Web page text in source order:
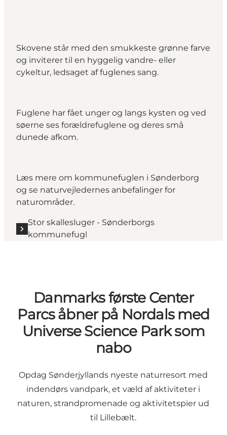
Skovene står med den smukkeste grønne farve
og inviterer til en hyggelig vandre- eller
cykeltur, ledsaget af fuglenes sang.
Fuglene har fået unger og langs kysten og ved
søerne ses forældrefuglene og deres små
dunede afkom.
Læs mere om kommunefuglen i Sønderborg
og se naturvejledernes anbefalinger for
naturområder.
Stor skallesluger - Sønderborgs
kommunefugl
Danmarks første Center
Parcs åbner på Nordals med
Universe Science Park som
nabo
Opdag Sønderjyllands nyeste naturresort med
indendørs vandpark, et væld af aktiviteter i
naturen, strandpromenade og aktivitetspier ud
til Lillebælt.